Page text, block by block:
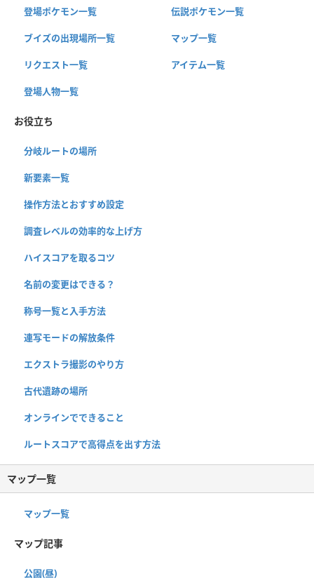
登場ポケモン一覧 伝説ポケモン一覧
ブイズの出現場所一覧 マップ一覧
リクエスト一覧 アイテム一覧
登場人物一覧
お役立ち
分岐ルートの場所
新要素一覧
操作方法とおすすめ設定
調査レベルの効率的な上げ方
ハイスコアを取るコツ
名前の変更はできる？
称号一覧と入手方法
連写モードの解放条件
エクストラ撮影のやり方
古代遺跡の場所
オンラインでできること
ルートスコアで高得点を出す方法
マップ一覧
マップ一覧
マップ記事
公園(昼)